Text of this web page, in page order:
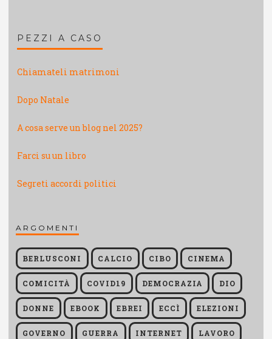
PEZZI A CASO
Chiamateli matrimoni
Dopo Natale
A cosa serve un blog nel 2025?
Farci su un libro
Segreti accordi politici
ARGOMENTI
BERLUSCONI CALCIO CIBO CINEMA
COMICITÀ COVID19 DEMOCRAZIA DIO
DONNE EBOOK EBREI ECCÌ ELEZIONI
GOVERNO GUERRA INTERNET LAVORO